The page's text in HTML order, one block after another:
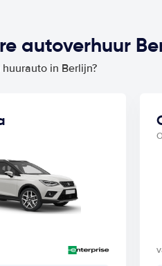
autoverhuur
in Berlijn?